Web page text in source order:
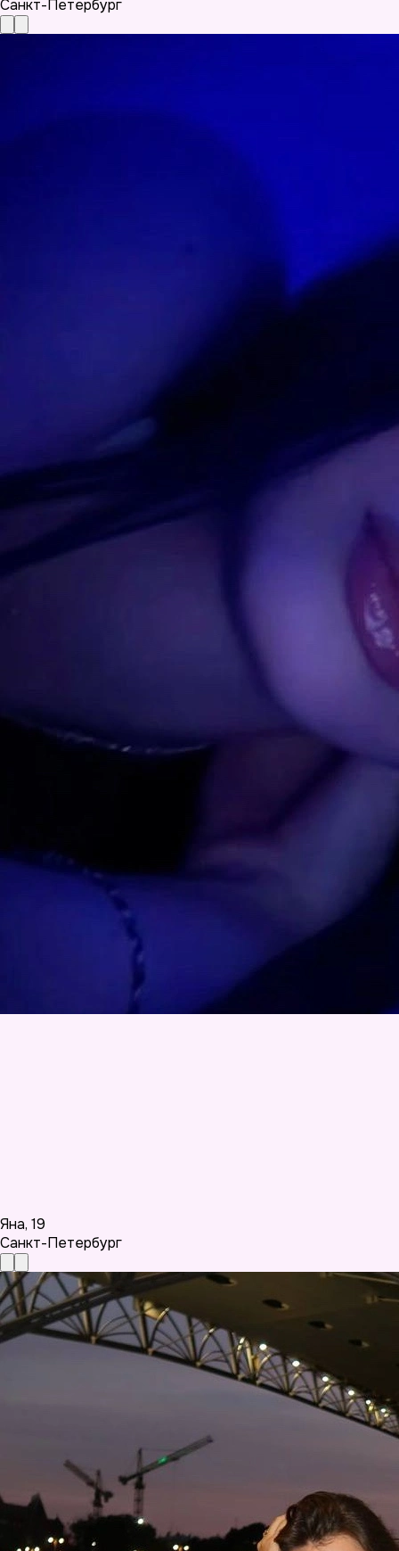
Санкт-Петербург
Яна, 19
Санкт-Петербург